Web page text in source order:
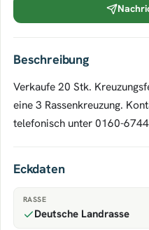
Beschreibung
Verkaufe 20 Stk.
eine 3 Rassenkreuzung.
telefonisch unter 0160-
Eckdaten
RASSE
Deutsche Landrasse